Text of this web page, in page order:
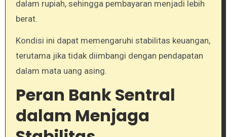
dalam rupiah, sehingga pembayaran menjadi lebih
berat.
Kondisi ini dapat memengaruhi stabilitas keuangan,
terutama jika tidak diimbangi dengan pendapatan
dalam mata uang asing.
Peran Bank Sentral
dalam Menjaga